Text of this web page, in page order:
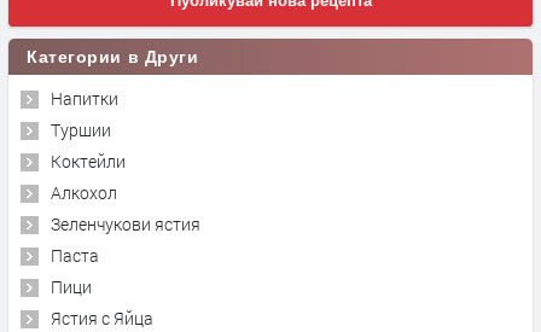
Категории в Други
Напитки
Туршии
Коктейли
Алкохол
Зеленчукови ястия
Паста
Пици
Ястия с Яйца